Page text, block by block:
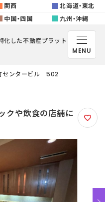
関西
北海道・東北
中国・四国 九州・沖縄
化した不動産プラット
MENU
センタービル 502
クや飲食の店舗に